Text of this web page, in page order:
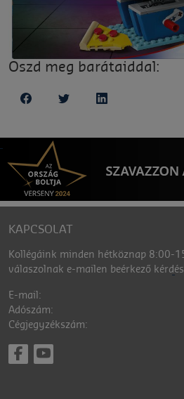
Oszd meg barátaiddal:
KAPCSOLAT
Kollégáink minden hétköznap 8:00-
válaszolnak e-mailen beérkező
E-mail:
Adószám:
Cégjegyzékszám: